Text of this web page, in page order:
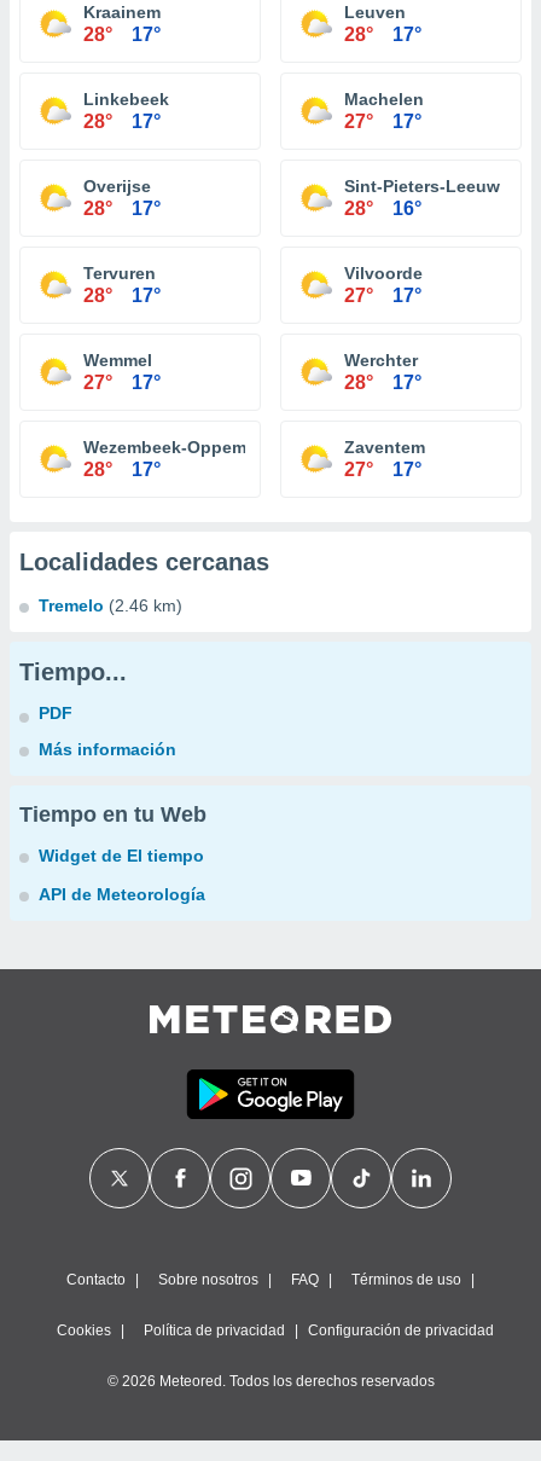
Kraainem
28° 17°
Leuven
28° 17°
Linkebeek
28° 17°
Machelen
27° 17°
Overijse
28° 17°
Sint-Pieters-Leeuw
28° 16°
Tervuren
28° 17°
Vilvoorde
27° 17°
Wemmel
27° 17°
Werchter
28° 17°
Wezembeek-Oppem
28° 17°
Zaventem
27° 17°
Localidades cercanas
Tremelo (2.46 km)
Tiempo...
PDF
Más información
Tiempo en tu Web
Widget de El tiempo
API de Meteorología
Contacto Sobre nosotros FAQ Términos de uso
Cookies Política de privacidad Configuración de privacidad
© 2026 Meteored. Todos los derechos reservados